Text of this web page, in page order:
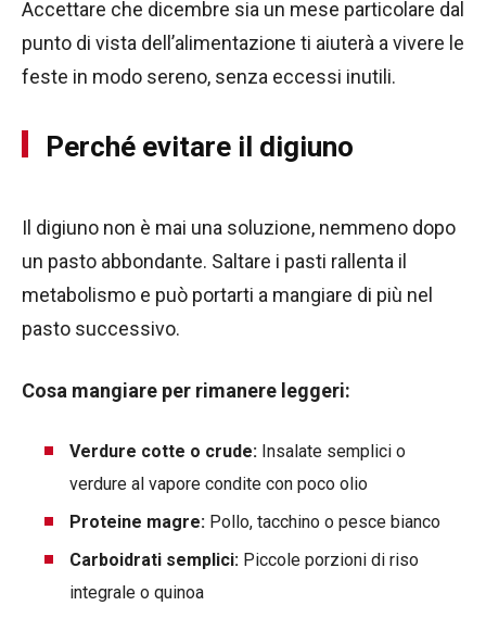
Accettare che dicembre sia un mese particolare dal
punto di vista dell’alimentazione ti aiuterà a vivere le
feste in modo sereno, senza eccessi inutili.
Perché evitare il digiuno
Il digiuno non è mai una soluzione, nemmeno dopo
un pasto abbondante. Saltare i pasti rallenta il
metabolismo e può portarti a mangiare di più nel
pasto successivo.
Cosa mangiare per rimanere leggeri:
Verdure cotte o crude: Insalate semplici o
verdure al vapore condite con poco olio
Proteine magre: Pollo, tacchino o pesce bianco
Carboidrati semplici: Piccole porzioni di riso
integrale o quinoa